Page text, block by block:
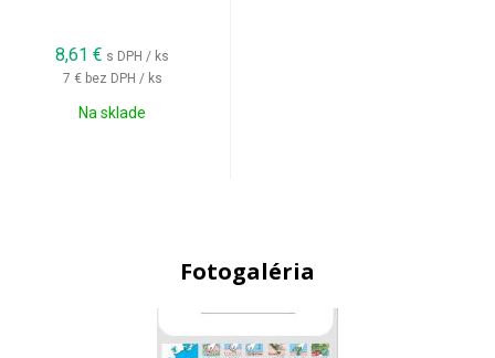
8,61 € s DPH / ks
7 € bez DPH / ks
Na sklade
Fotogaléria